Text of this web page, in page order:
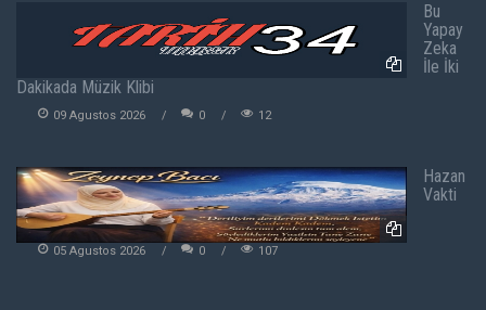
Bu
Yapay
Zeka
İle İki
Dakikada Müzik Klibi
09 Agustos 2026 0 12
Hazan
Vakti
05 Agustos 2026 0 107